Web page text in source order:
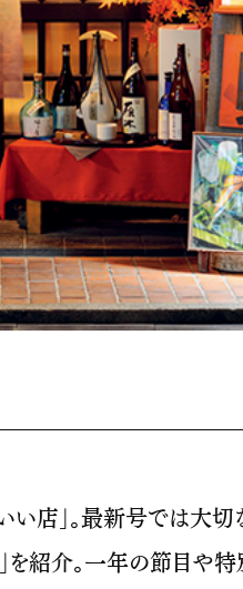
店」。最新号では大切
を紹介。一年の節目や